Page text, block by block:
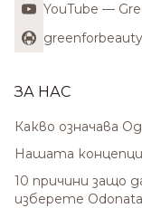
YouTube —
ЗА НАС
Какво означава
Нашата
10 причини защо
изберете Odonata